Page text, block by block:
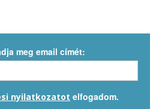
meg email címét:
nyilatkozatot elfogadom.